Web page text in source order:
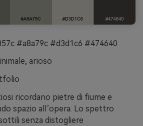
#a8a79c #d3d1c6 #474640
arioso
ricordano pietre di fiume e
spazio all’opera. Lo spettro
senza distogliere